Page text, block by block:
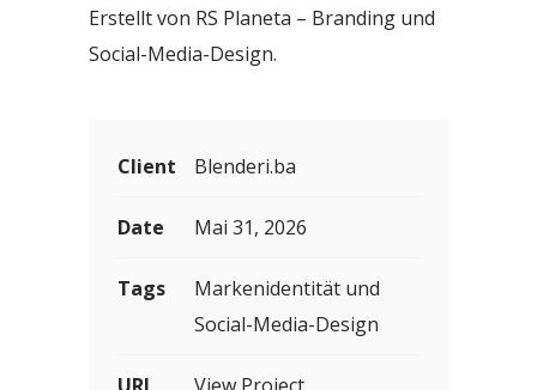
Erstellt von RS Planeta – Branding und
Social-Media-Design.
Client Blenderi.ba
Date Mai 31, 2026
Tags
Markenidentität und
Social-Media-Design